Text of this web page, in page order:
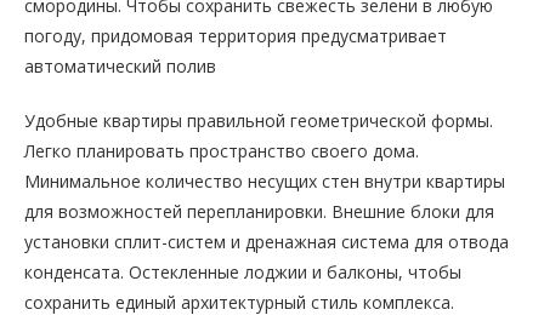
смородины. Чтобы сохранить свежесть зелени в любую
погоду, придомовая территория предусматривает
автоматический полив
Удобные квартиры правильной геометрической формы.
Легко планировать пространство своего дома.
Минимальное количество несущих стен внутри квартиры
для возможностей перепланировки. Внешние блоки для
установки сплит-систем и дренажная система для отвода
конденсата. Остекленные лоджии и балконы, чтобы
сохранить единый архитектурный стиль комплекса.